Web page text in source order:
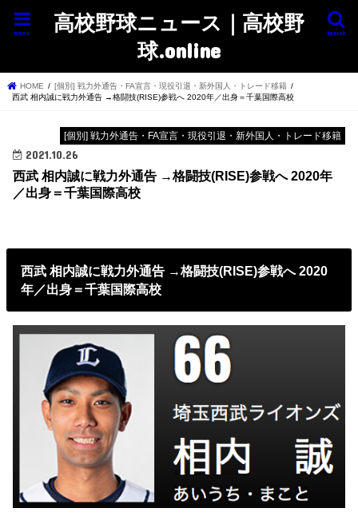
高校野球ニュース｜高校野
球.online
search
menu
HOME
[個別] 戦力外通告・FA宣言・現役引退・新外国人・トレード移籍
西武 相内誠に戦力外通告 →格闘技(RISE)参戦へ 2020年／出身＝千葉国際高校
[個別] 戦力外通告・FA宣言・現役引退・新外国人・トレード移籍
2021.10.26
西武 相内誠に戦力外通告 →格闘技(RISE)参戦へ 2020年
／出身＝千葉国際高校
西武 相内誠に戦力外通告 →格闘技(RISE)参戦へ 2020
年／出身＝千葉国際高校